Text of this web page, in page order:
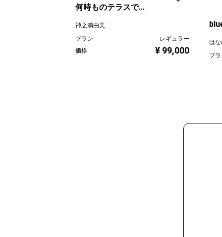
何時ものテラスで...
神之浦由美
プラン
レギュラー
価格
¥ 99,000
は
プ